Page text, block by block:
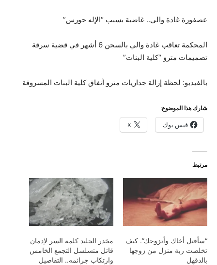
عصفورة غادة والي.. غاضبة بسبب “الإله حورس”
المحكمة تعاقب غادة والي بالسجن 6 أشهر في قضية سرقة
تصميمات مترو “كلية البنات”
بالفيديو: لحظة إزالة جداريات مترو أنفاق كلية البنات المسروقة
شارك هذا الموضوع:
فيس بوك X
مرتبط
“سأقتل أخاك وأتزوجك”. كيف
تخلصت ربة منزل من زوجها
بالدقهل
مخدر الجليد كلمة السر لإدمان
قاتل متسلسل التجمع الخامس
وارتكاب جرائمه.. التفاصيل